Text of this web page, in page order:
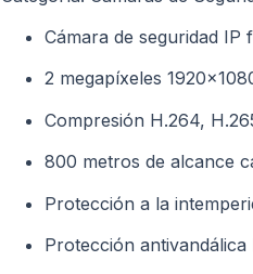
Cámara de seguridad
2 megapíxeles
Compresión H.264,
800 metros de alcance
Protección a la
Protección antivandálica